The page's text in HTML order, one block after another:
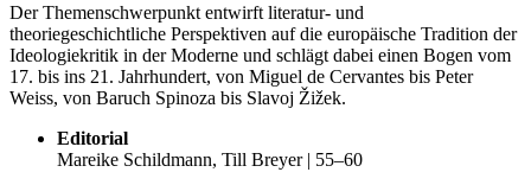
Der Themenschwerpunkt entwirft literatur- und
theoriegeschichtliche Perspektiven auf die europäische Tradition der
Ideologiekritik in der Moderne und schlägt dabei einen Bogen vom
17. bis ins 21. Jahrhundert, von Miguel de Cervantes bis Peter
Weiss, von Baruch Spinoza bis Slavoj Žižek.
Editorial
Mareike Schildmann, Till Breyer | 55–60